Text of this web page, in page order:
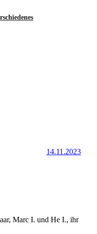
14.11.2023
Marc I. und He I., ihr